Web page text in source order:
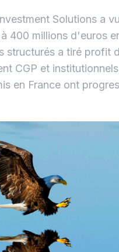
Solutions a
400 millions d'euros
structurés a tiré profit
CGP et
en France ont